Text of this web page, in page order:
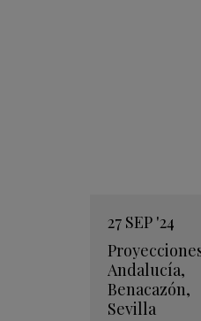
27 SEP '24
Andalucía,
Benacazón,
Sevilla